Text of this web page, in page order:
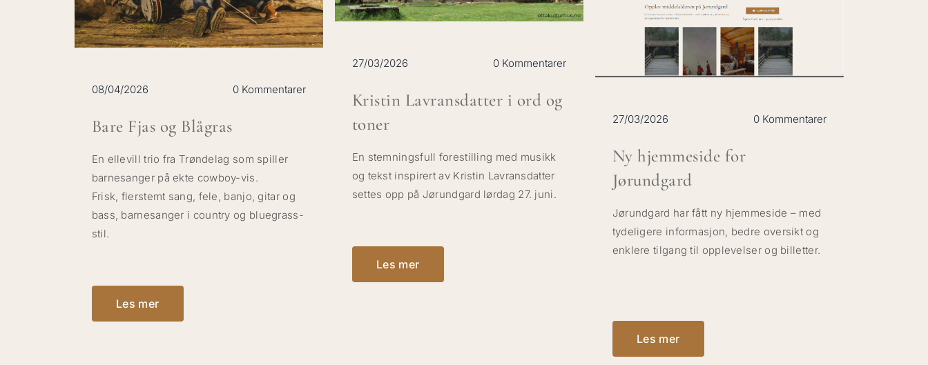
08/04/2026 0 Kommentarer
Bare Fjas og Blågras
En ellevill trio fra Trøndelag som spiller
barnesanger på ekte cowboy-vis.
Frisk, flerstemt sang, fele, banjo, gitar og
bass, barnesanger i country og bluegrass-
stil.
Les mer
27/03/2026 0 Kommentarer
Kristin Lavransdatter i ord og
toner
En stemningsfull forestilling med musikk
og tekst inspirert av Kristin Lavransdatter
settes opp på Jørundgard lørdag 27. juni.
Les mer
27/03/2026 0 Kommentarer
Ny hjemmeside for
Jørundgard
Jørundgard har fått ny hjemmeside – med
tydeligere informasjon, bedre oversikt og
enklere tilgang til opplevelser og billetter.
Les mer